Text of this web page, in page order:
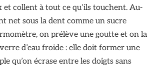
et collent à tout ce qu’ils touchent. Au-
net sous la dent comme un sucre
on prélève une goutte et on la
d’eau froide : elle doit former une
qu’on écrase entre les doigts sans